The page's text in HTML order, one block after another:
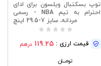
توپ بسکتبال ویلسون برای ادای
احترام به تیم NBA - رسمی
مردانه، سایز 7-29.5 اینچ
قیمت ارزی : 119.25 درهم
تومــــــان